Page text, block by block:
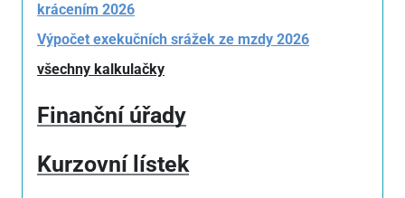
krácením 2026
Výpočet exekučních srážek ze mzdy 2026
všechny kalkulačky
Finanční úřady
Kurzovní lístek